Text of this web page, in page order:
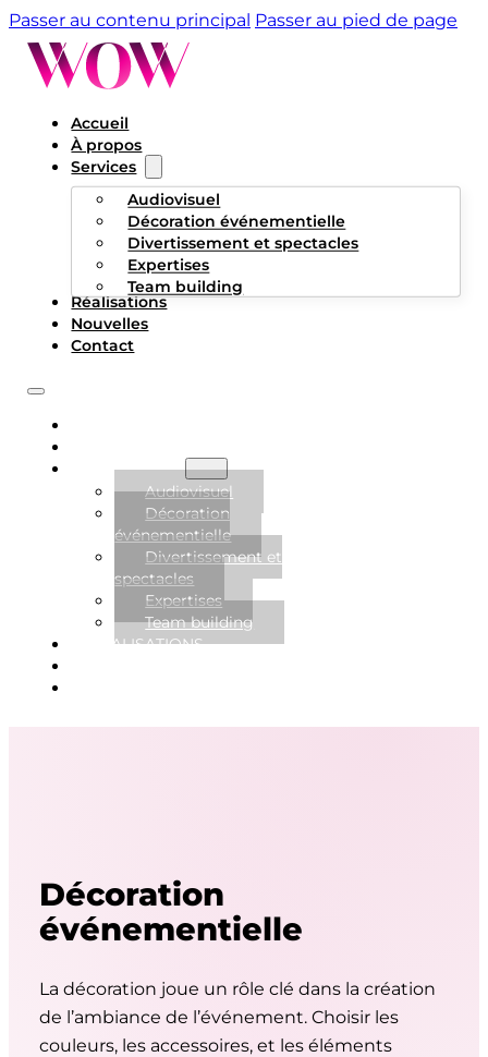
Passer au contenu principal Passer au pied de page
Accueil
À propos
Services
Audiovisuel
Décoration événementielle
Divertissement et spectacles
Expertises
Team building
Réalisations
Nouvelles
Contact
SERVICES
Audiovisuel
Décoration
événementielle
Divertissement et
spectacles
Expertises
Team building
RÉALISATIONS
Décoration
événementielle
La décoration joue un rôle clé dans la création
de l’ambiance de l’événement. Choisir les
couleurs, les accessoires, et les éléments